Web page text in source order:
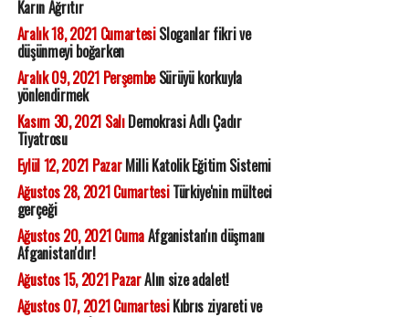
Karın Ağrıtır
Aralık 18, 2021 CumartesiSloganlar fikri ve
düşünmeyi boğarken
Aralık 09, 2021 PerşembeSürüyü korkuyla
yönlendirmek
Kasım 30, 2021 SalıDemokrasi Adlı Çadır
Tiyatrosu
Eylül 12, 2021 PazarMilli Katolik Eğitim Sistemi
Ağustos 28, 2021 CumartesiTürkiye'nin mülteci
gerçeği
Ağustos 20, 2021 CumaAfganistan'ın düşmanı
Afganistan'dır!
Ağustos 15, 2021 PazarAlın size adalet!
Ağustos 07, 2021 CumartesiKıbrıs ziyareti ve